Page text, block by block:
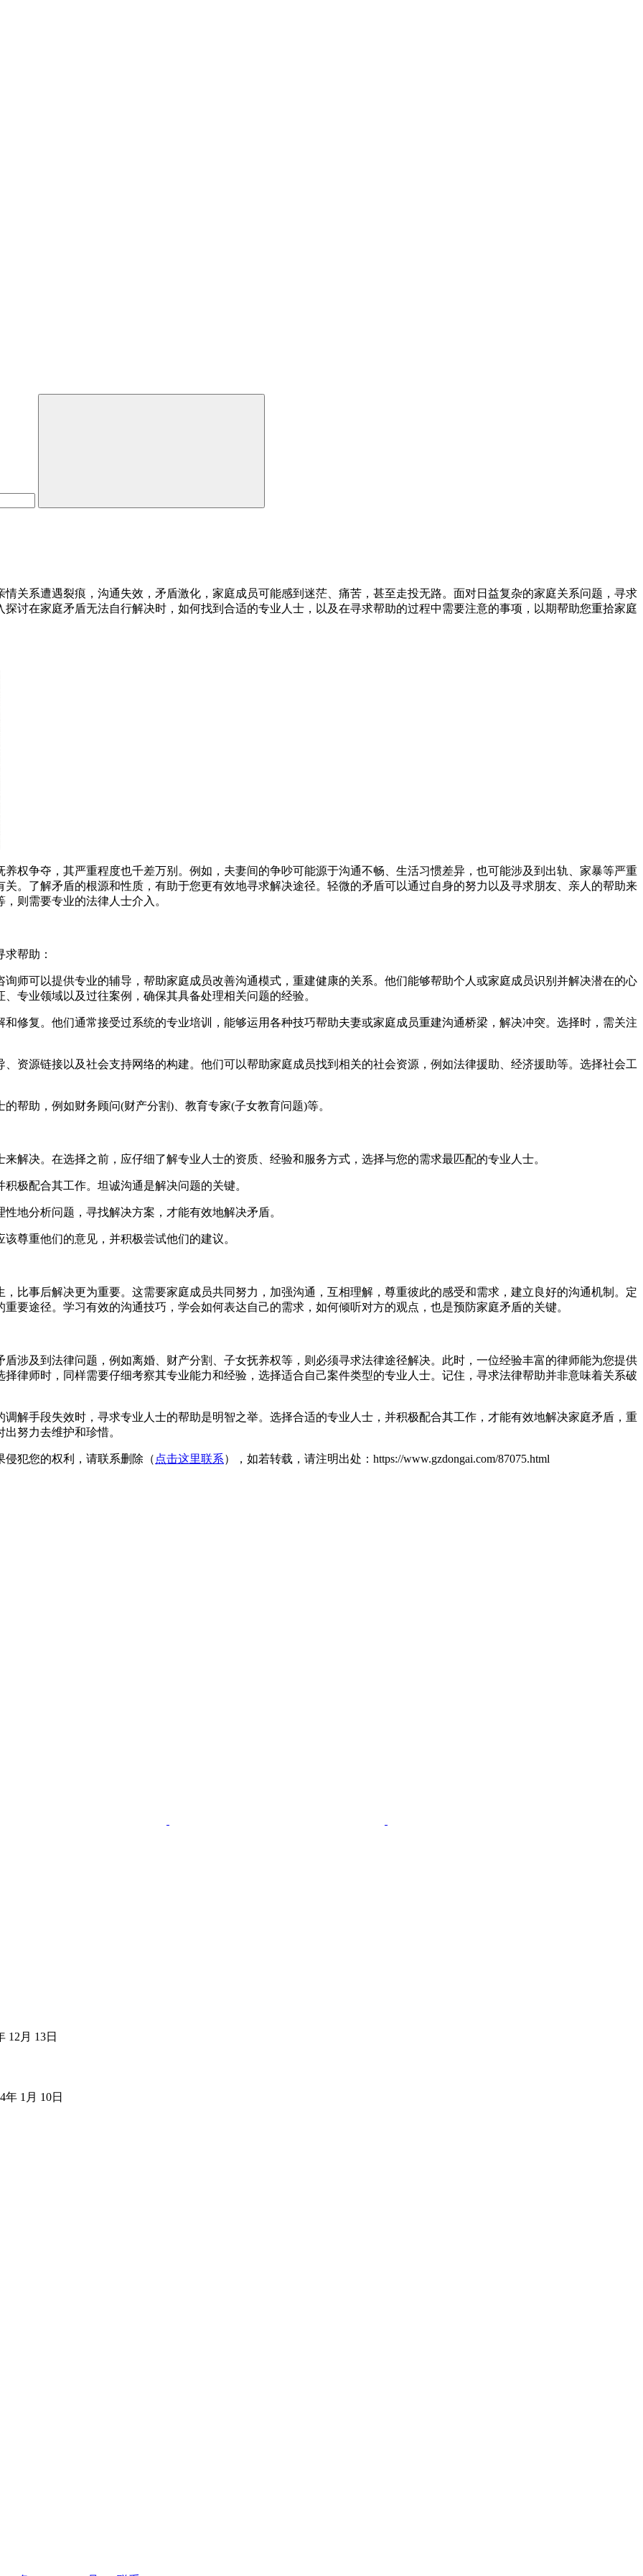
关系遭遇裂痕，沟通失效，矛盾激化，家庭成员可能感到迷茫、痛苦，甚至走投无路。面对日益复杂的家庭关系问题，寻求
讨在家庭矛盾无法自行解决时，如何找到合适的专业人士，以及在寻求帮助的过程中需要注意的事项，以期帮助您重拾家庭
权争夺，其严重程度也千差万别。例如，夫妻间的争吵可能源于沟通不畅、生活习惯差异，也可能涉及到出轨、家暴等严重
。了解矛盾的根源和性质，有助于您更有效地寻求解决途径。轻微的矛盾可以通过自身的努力以及寻求朋友、亲人的帮助来
则需要专业的法律人士介入。
帮助：
师可以提供专业的辅导，帮助家庭成员改善沟通模式，重建健康的关系。他们能够帮助个人或家庭成员识别并解决潜在的心
专业领域以及过往案例，确保其具备处理相关问题的经验。
修复。他们通常接受过系统的专业培训，能够运用各种技巧帮助夫妻或家庭成员重建沟通桥梁，解决冲突。选择时，需关注
资源链接以及社会支持网络的构建。他们可以帮助家庭成员找到相关的社会资源，例如法律援助、经济援助等。选择社会工
帮助，例如财务顾问(财产分割)、教育专家(子女教育问题)等。
解决。在选择之前，应仔细了解专业人士的资质、经验和服务方式，选择与您的需求最匹配的专业人士。
极配合其工作。坦诚沟通是解决问题的关键。
地分析问题，寻找解决方案，才能有效地解决矛盾。
尊重他们的意见，并积极尝试他们的建议。
比事后解决更为重要。这需要家庭成员共同努力，加强沟通，互相理解，尊重彼此的感受和需求，建立良好的沟通机制。定
要途径。学习有效的沟通技巧，学会如何表达自己的需求，如何倾听对方的观点，也是预防家庭矛盾的关键。
涉及到法律问题，例如离婚、财产分割、子女抚养权等，则必须寻求法律途径解决。此时，一位经验丰富的律师能为您提供
律师时，同样需要仔细考察其专业能力和经验，选择适合自己案件类型的专业人士。记住，寻求法律帮助并非意味着关系破
解手段失效时，寻求专业人士的帮助是明智之举。选择合适的专业人士，并积极配合其工作，才能有效地解决家庭矛盾，重
努力去维护和珍惜。
犯您的权利，请联系删除（ 点击这里联系），如若转载，请注明出处：https://www.gzdongai.com/87075.html
12月 13日
年 1月 10日